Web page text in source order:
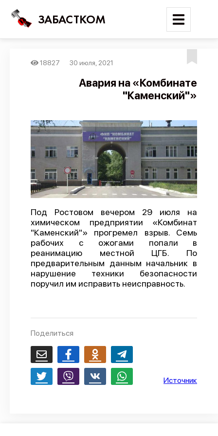
ЗАБАСТКОМ
Карта событий
Трудовые конфликты
Отчеты
Предложить публикацию
Справочник
API
О проекте
Политика конфиденциальности
18827 30 июля, 2021
Авария на «Комбинате
"Каменский"»
Под Ростовом вечером 29 июля на
химическом предприятии «Комбинат
"Каменский"» прогремел взрыв. Семь
рабочих с ожогами попали в
реанимацию местной ЦГБ. По
предварительным данным начальник в
нарушение техники безопасности
поручил им исправить неисправность.
Поделиться
Источник